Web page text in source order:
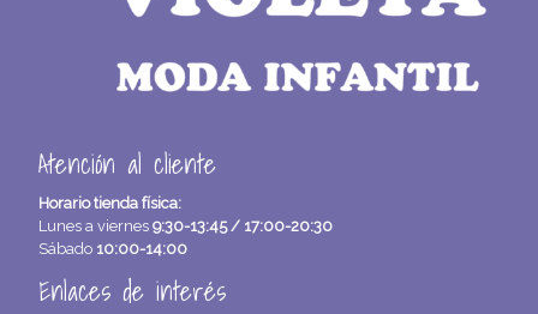
Atención al cliente
Horario tienda física:
Lunes a viernes 9:30-13:45 / 17:00-20:30
Sábado 10:00-14:00
Enlaces de interés